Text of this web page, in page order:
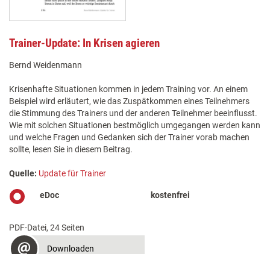
Trainer-Update: In Krisen agieren
Bernd Weidenmann
Krisenhafte Situationen kommen in jedem Training vor. An einem
Beispiel wird erläutert, wie das Zuspätkommen eines Teilnehmers
die Stimmung des Trainers und der anderen Teilnehmer beeinflusst.
Wie mit solchen Situationen bestmöglich umgegangen werden kann
und welche Fragen und Gedanken sich der Trainer vorab machen
sollte, lesen Sie in diesem Beitrag.
Quelle: Update für Trainer
eDoc kostenfrei
PDF-Datei, 24 Seiten
Downloaden